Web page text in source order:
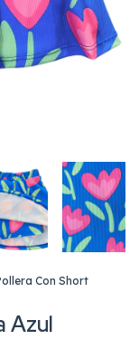
Con Short
Azul